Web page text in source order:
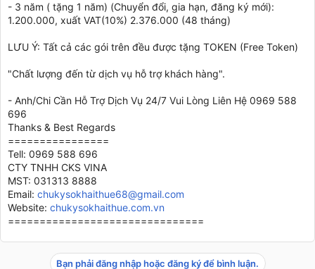
- 3 năm ( tặng 1 năm) (Chuyển đổi, gia hạn, đăng ký mới):
1.200.000, xuất VAT(10%) 2.376.000 (48 tháng)
LƯU Ý: Tất cả các gói trên đều được tặng TOKEN (Free Token)
"Chất lượng đến từ dịch vụ hỗ trợ khách hàng".
- Anh/Chi Cần Hỗ Trợ Dịch Vụ 24/7 Vui Lòng Liên Hệ 0969 588
696
Thanks & Best Regards
================
Tell: 0969 588 696
CTY TNHH CKS VINA
MST: 031313 8888
Email: chukysokhaithue68@gmail.com
Website: chukysokhaithue.com.vn
===============================
Bạn phải đăng nhập hoặc đăng ký để bình luận.